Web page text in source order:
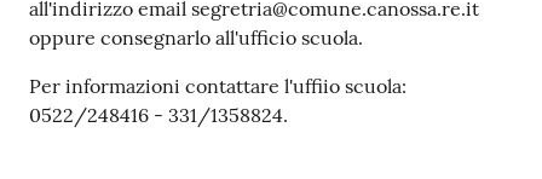
all'indirizzo email segretria@comune.canossa.re.it
oppure consegnarlo all'ufficio scuola.
Per informazioni contattare l'uffiio scuola:
0522/248416 - 331/1358824.